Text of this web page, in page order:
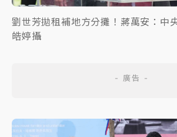
劉世芳拋租補地方分攤！蔣萬安：中
皓婷攝